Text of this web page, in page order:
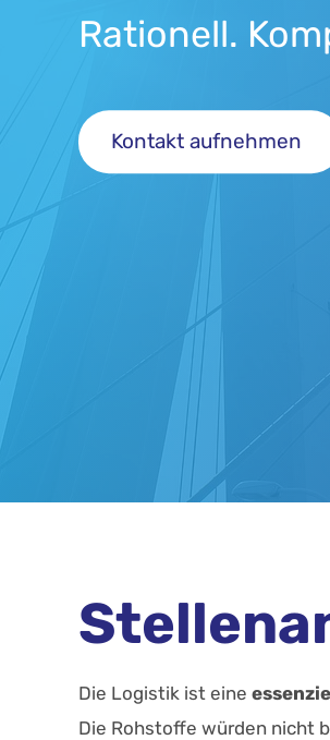
Rationell.
Kontakt aufnehmen
Die Logistik ist eine
Die Rohstoffe würden nicht